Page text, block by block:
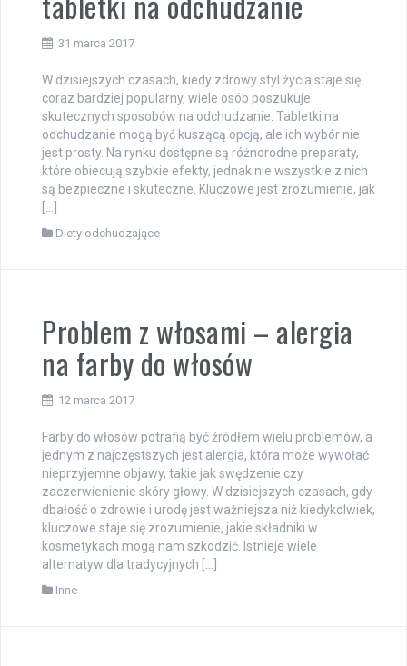
31 marca 2017
W dzisiejszych czasach, kiedy zdrowy styl życia staje się
coraz bardziej popularny, wiele osób poszukuje
skutecznych sposobów na odchudzanie. Tabletki na
odchudzanie mogą być kuszącą opcją, ale ich wybór nie
jest prosty. Na rynku dostępne są różnorodne preparaty,
które obiecują szybkie efekty, jednak nie wszystkie z nich
są bezpieczne i skuteczne. Kluczowe jest zrozumienie, jak
[…]
Diety odchudzające
Problem z włosami – alergia
na farby do włosów
12 marca 2017
Farby do włosów potrafią być źródłem wielu problemów, a
jednym z najczęstszych jest alergia, która może wywołać
nieprzyjemne objawy, takie jak swędzenie czy
zaczerwienienie skóry głowy. W dzisiejszych czasach, gdy
dbałość o zdrowie i urodę jest ważniejsza niż kiedykolwiek,
kluczowe staje się zrozumienie, jakie składniki w
kosmetykach mogą nam szkodzić. Istnieje wiele
alternatyw dla tradycyjnych […]
Inne